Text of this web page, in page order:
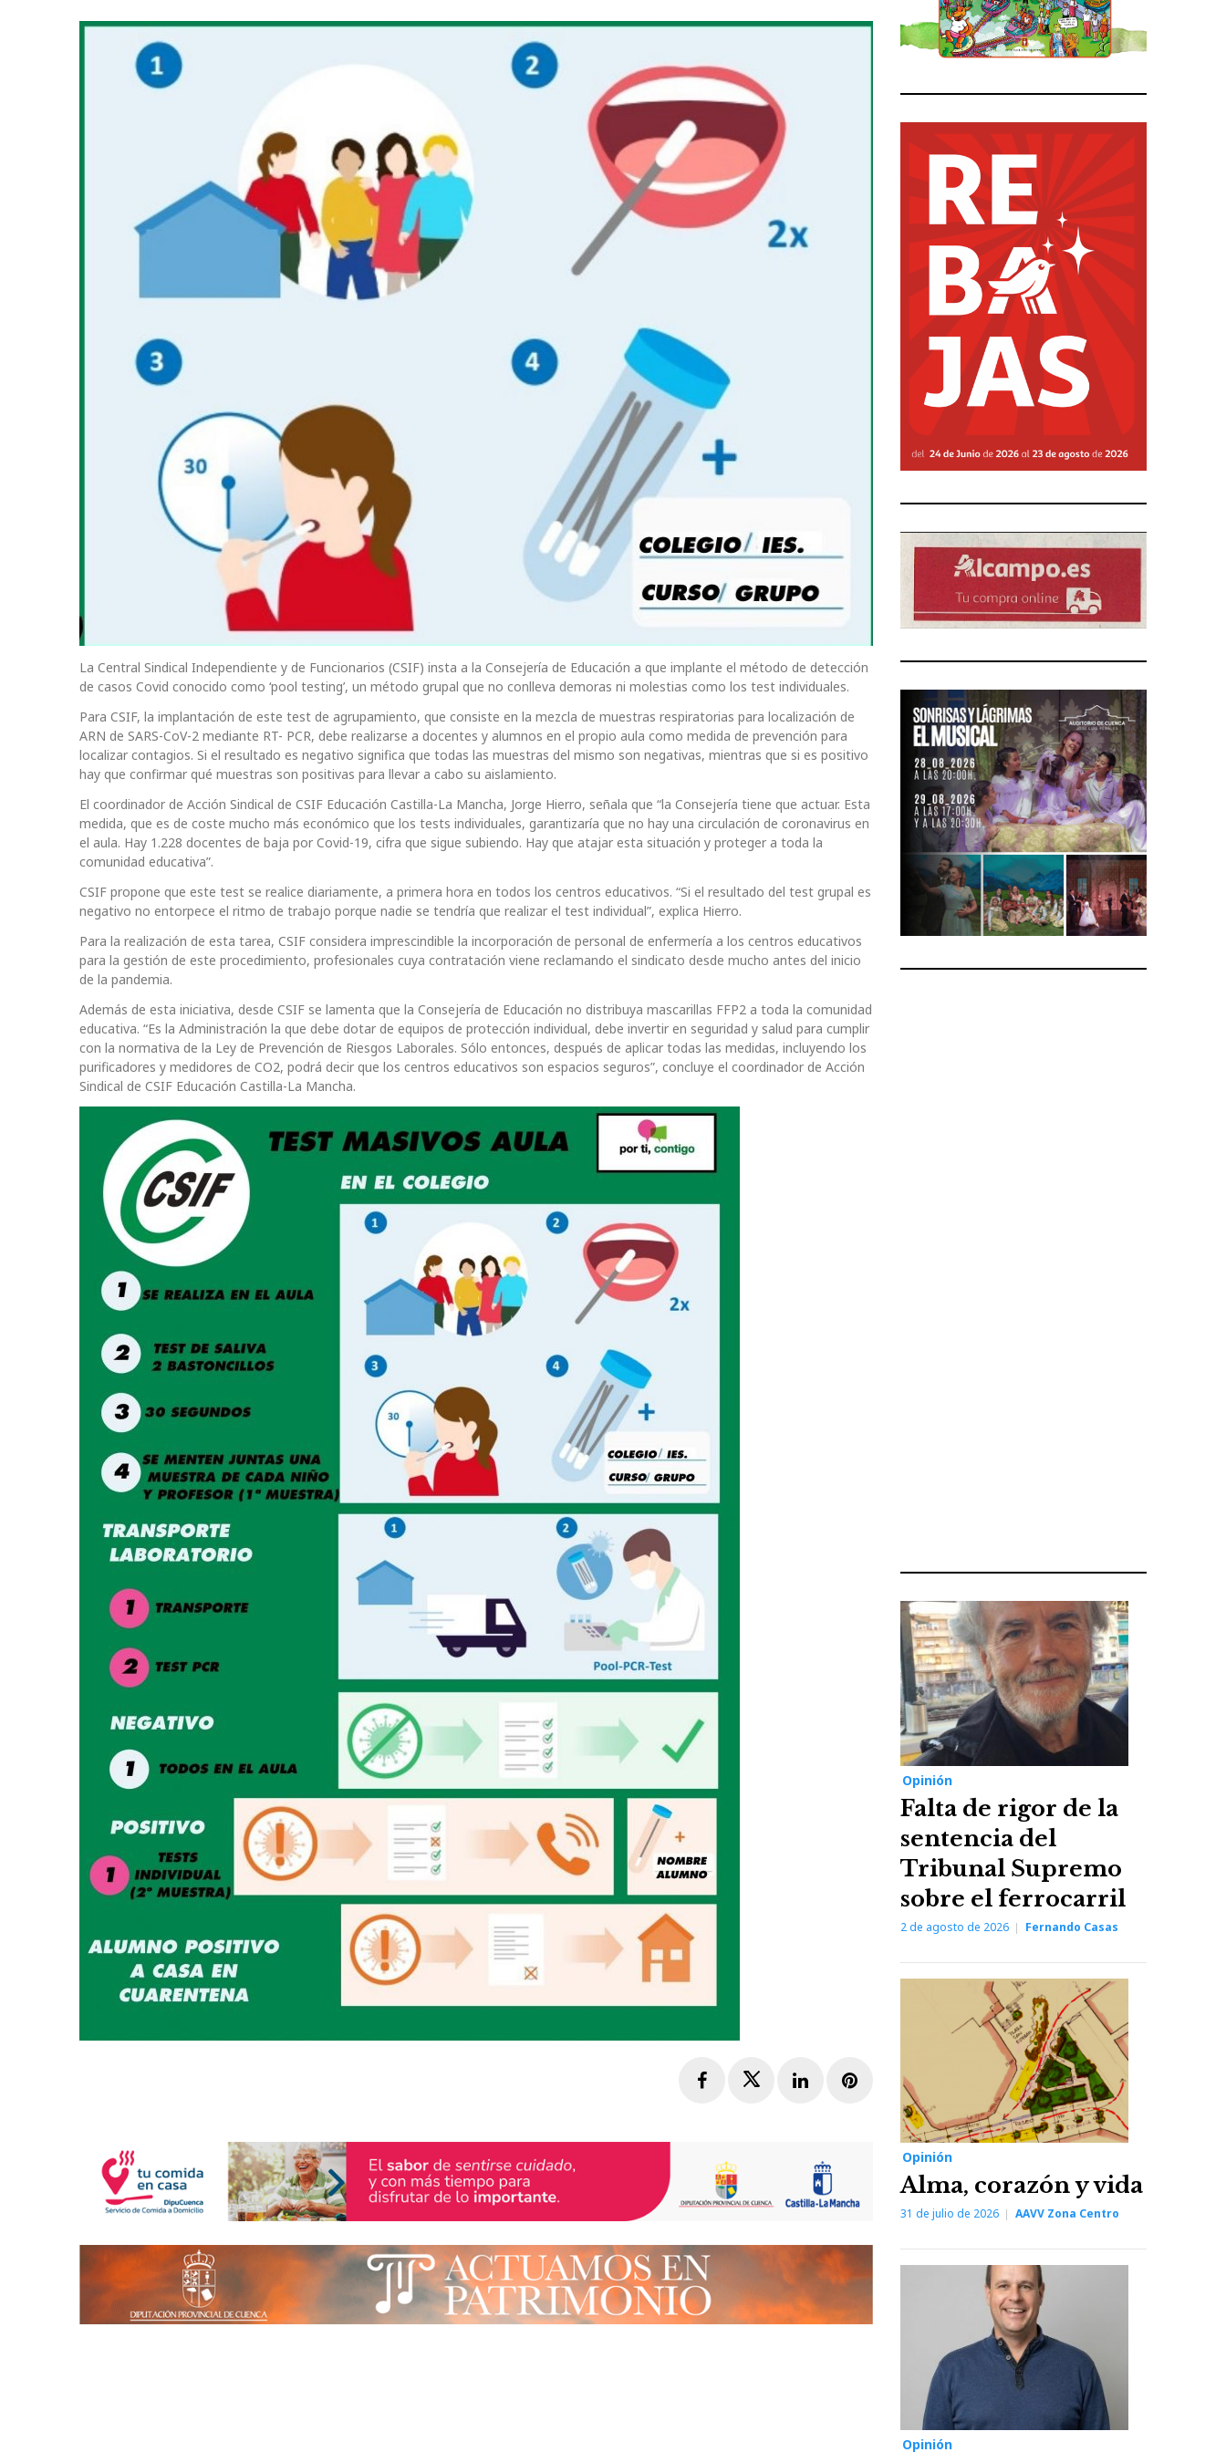
La Central Sindical Independiente y de Funcionarios (CSIF) insta a la Consejería de Educación a que implante el método de detección
de casos Covid conocido como ‘pool testing’, un método grupal que no conlleva demoras ni molestias como los test individuales.
Para CSIF, la implantación de este test de agrupamiento, que consiste en la mezcla de muestras respiratorias para localización de
ARN de SARS-CoV-2 mediante RT- PCR, debe realizarse a docentes y alumnos en el propio aula como medida de prevención para
localizar contagios. Si el resultado es negativo significa que todas las muestras del mismo son negativas, mientras que si es positivo
hay que confirmar qué muestras son positivas para llevar a cabo su aislamiento.
El coordinador de Acción Sindical de CSIF Educación Castilla-La Mancha, Jorge Hierro, señala que “la Consejería tiene que actuar. Esta
medida, que es de coste mucho más económico que los tests individuales, garantizaría que no hay una circulación de coronavirus en
el aula. Hay 1.228 docentes de baja por Covid-19, cifra que sigue subiendo. Hay que atajar esta situación y proteger a toda la
comunidad educativa”.
CSIF propone que este test se realice diariamente, a primera hora en todos los centros educativos. “Si el resultado del test grupal es
negativo no entorpece el ritmo de trabajo porque nadie se tendría que realizar el test individual”, explica Hierro.
Para la realización de esta tarea, CSIF considera imprescindible la incorporación de personal de enfermería a los centros educativos
para la gestión de este procedimiento, profesionales cuya contratación viene reclamando el sindicato desde mucho antes del inicio
de la pandemia.
Además de esta iniciativa, desde CSIF se lamenta que la Consejería de Educación no distribuya mascarillas FFP2 a toda la comunidad
educativa. “Es la Administración la que debe dotar de equipos de protección individual, debe invertir en seguridad y salud para cumplir
con la normativa de la Ley de Prevención de Riesgos Laborales. Sólo entonces, después de aplicar todas las medidas, incluyendo los
purificadores y medidores de CO2, podrá decir que los centros educativos son espacios seguros”, concluye el coordinador de Acción
Sindical de CSIF Educación Castilla-La Mancha.
FacebookTwitterLinkedInPinterest
Opinión
Falta de rigor de la
sentencia del
Tribunal Supremo
sobre el ferrocarril
2 de agosto de 2026 Fernando Casas
Opinión
Alma, corazón y vida
31 de julio de 2026 AAVV Zona Centro
Opinión